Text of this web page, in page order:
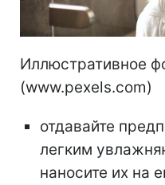
Иллюстративное
(www.pexels.com)
отдавайте
легким
наносите их на